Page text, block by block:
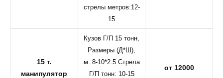
стрелы метров:12-
15
15 т.
манипулятор
Кузов Г/П 15 тонн,
Размеры (Д*Ш),
м.:8-10*2.5 Стрела
Г/П тонн: 10-15
от 12000